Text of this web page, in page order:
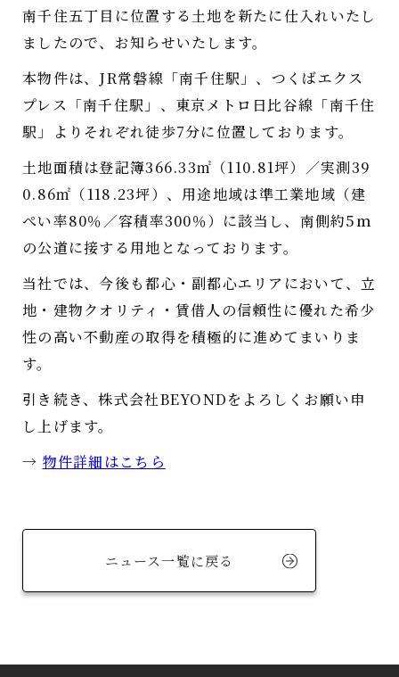
南千住五丁目に位置する土地を新たに仕入れいたし
ましたので、お知らせいたします。
本物件は、JR常磐線「南千住駅」、つくばエクス
プレス「南千住駅」、東京メトロ日比谷線「南千住
駅」よりそれぞれ徒歩7分に位置しております。
土地面積は登記簿366.33㎡（110.81坪）／実測39
0.86㎡（118.23坪）、用途地域は準工業地域（建
ぺい率80％／容積率300％）に該当し、南側約5ｍ
の公道に接する用地となっております。
当社では、今後も都心・副都心エリアにおいて、立
地・建物クオリティ・賃借人の信頼性に優れた希少
性の高い不動産の取得を積極的に進めてまいりま
す。
引き続き、株式会社BEYONDをよろしくお願い申
し上げます。
→ 物件詳細はこちら
ニュース一覧に戻る